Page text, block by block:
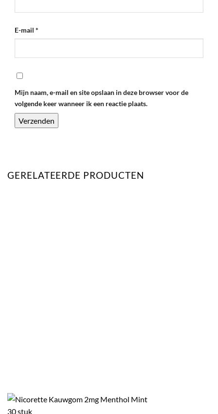
E-mail *
Mijn naam, e-mail en site opslaan in deze browser voor de
volgende keer wanneer ik een reactie plaats.
GERELATEERDE PRODUCTEN